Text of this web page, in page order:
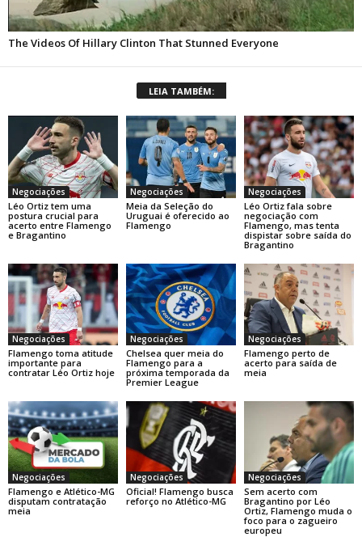
LEIA TAMBÉM:
Negociações
Léo Ortiz tem uma
postura crucial para
acerto entre Flamengo
e Bragantino
Negociações
Meia da Seleção do
Uruguai é oferecido ao
Flamengo
Negociações
Léo Ortiz fala sobre
negociação com
Flamengo, mas tenta
dispistar sobre saída do
Bragantino
Negociações
Flamengo toma atitude
importante para
contratar Léo Ortiz hoje
Negociações
Chelsea quer meia do
Flamengo para a
próxima temporada da
Premier League
Negociações
Flamengo perto de
acerto para saída de
meia
Negociações
Flamengo e Atlético-MG
disputam contratação
meia
Negociações
Oficial! Flamengo busca
reforço no Atlético-MG
Negociações
Sem acerto com
Bragantino por Léo
Ortiz, Flamengo muda o
foco para o zagueiro
europeu